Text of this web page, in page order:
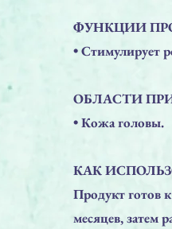
ФУНКЦИИ
​• Стимулирует
ОБЛАСТИ
​• Кожа головы.
КАК
Продукт готов
месяцев, затем